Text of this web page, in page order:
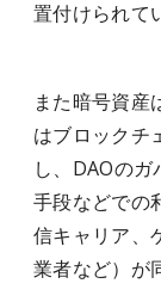
置付けられて
また暗号資産
はブロックチ
し、DAOの
手段などでの
信キャリア、
業者など）が